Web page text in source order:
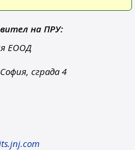
на ПРУ:
ЕООД
сграда 4